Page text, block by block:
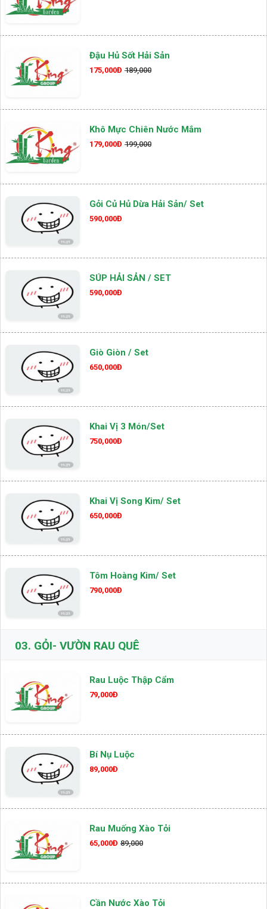
Đậu Hủ Sốt Hải Sản
175,000Đ 189,000
Khô Mực Chiên Nước Mắm
179,000Đ 199,000
Gỏi Củ Hủ Dừa Hải Sản/ Set
590,000Đ
SÚP HẢI SẢN / SET
590,000Đ
Giò Giòn / Set
650,000Đ
Khai Vị 3 Món/set
750,000Đ
Khai Vị Song Kim/ Set
650,000Đ
Tôm Hoàng Kim/ Set
790,000Đ
03. GỎI- VƯỜN RAU QUÊ
Rau Luộc Thập Cẩm
79,000Đ
Bí Nụ Luộc
89,000Đ
Rau Muống Xào Tỏi
65,000Đ 89,000
Cần Nước Xào Tỏi